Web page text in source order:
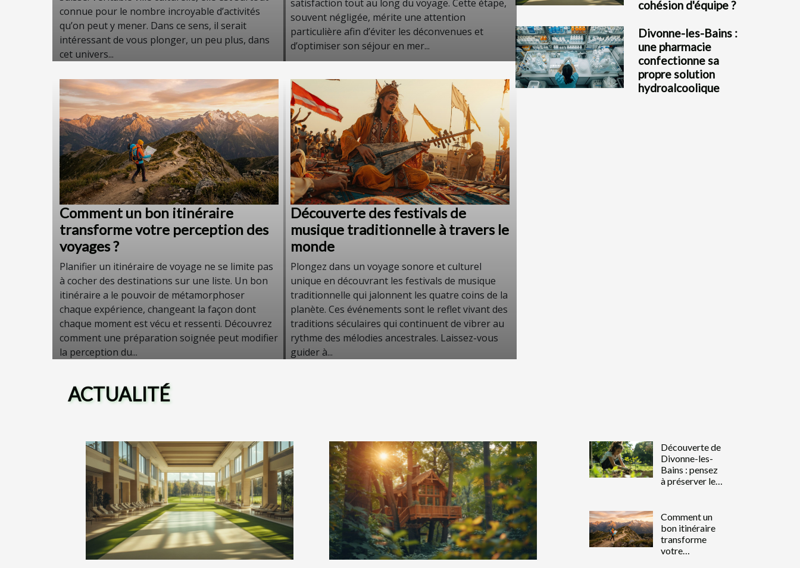
connue pour le nombre incroyable d’activités
qu’on peut y mener. Dans ce sens, il serait
intéressant de vous plonger, un peu plus, dans
cet univers...
Comment un bon itinéraire
transforme votre perception des
voyages ?
Planifier un itinéraire de voyage ne se limite pas
à cocher des destinations sur une liste. Un bon
itinéraire a le pouvoir de métamorphoser
chaque expérience, changeant la façon dont
chaque moment est vécu et ressenti. Découvrez
comment une préparation soignée peut modifier
la perception du...
satisfaction tout au long du voyage. Cette étape,
souvent négligée, mérite une attention
particulière afin d’éviter les déconvenues et
d’optimiser son séjour en mer...
Découverte des festivals de
musique traditionnelle à travers le
monde
Plongez dans un voyage sonore et culturel
unique en découvrant les festivals de musique
traditionnelle qui jalonnent les quatre coins de la
planète. Ces événements sont le reflet vivant des
traditions séculaires qui continuent de vibrer au
rythme des mélodies ancestrales. Laissez-vous
guider à...
cohésion d'équipe ?
Divonne-les-Bains :
une pharmacie
confectionne sa
propre solution
hydroalcoolique
ACTUALITÉ
Découverte de
Divonne-les-
Bains : pensez
à préserver les
Comment un
bon itinéraire
transforme
votre